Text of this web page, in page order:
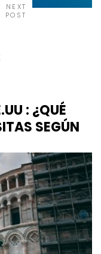
NEXT
POST
: ¿QUÉ
SEGÚN